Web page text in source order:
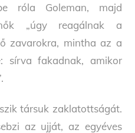
róla Goleman, majd
„úgy reagálnak a
zavarokra, mintha az a
sírva fakadnak, amikor
társuk zaklatottságát.
az ujját, az egyéves